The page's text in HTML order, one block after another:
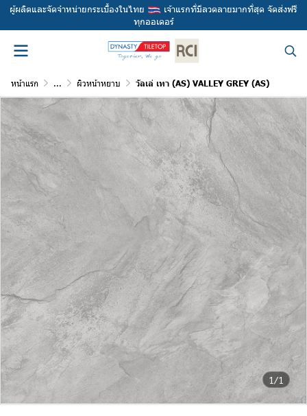
ผู้ผลิตและจัดจำหน่ายกระเบื้องในไทย
เจ้าแรกที่มีลวดลายมากที่สุด จัดส่งฟรี
ทุกออเดอร์
หน้าแรก ... ผิวหน้าหยาบ วัลเล่ เทา (AS) VALLEY GREY (AS)
1/1